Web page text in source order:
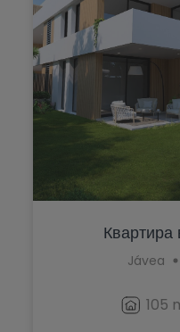
Jávea
105